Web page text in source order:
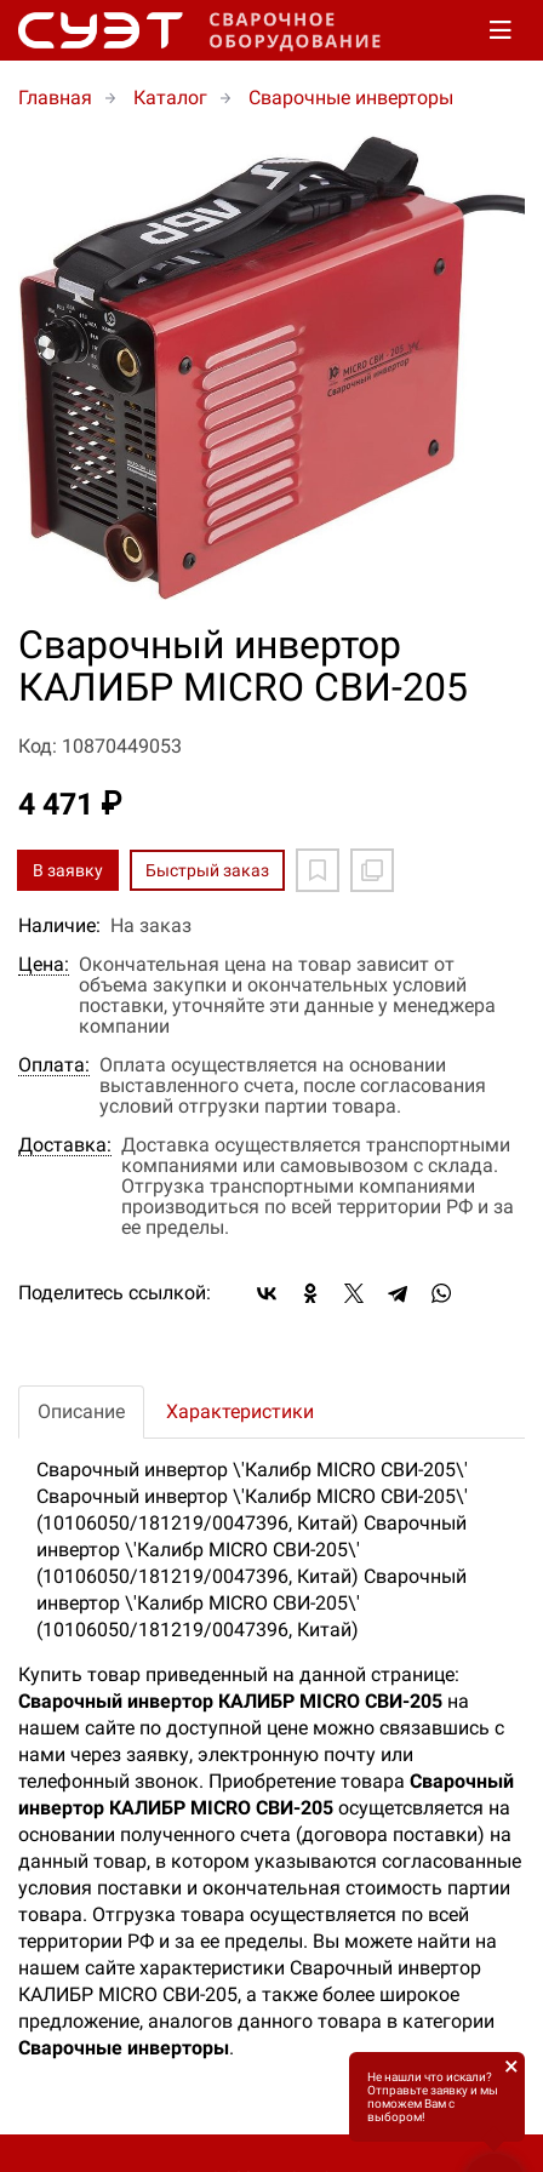
Главная Каталог Сварочные инверторы
Сварочный инвертор
КАЛИБР MICRO СВИ-205
Код: 10870449053
4 471 ₽
В заявку Быстрый заказ
Наличие: На заказ
Цена: Окончательная цена на товар зависит от
объема закупки и окончательных условий
поставки, уточняйте эти данные у менеджера
компании
Оплата: Оплата осуществляется на основании
выставленного счета, после согласования
условий отгрузки партии товара.
Доставка: Доставка осуществляется транспортными
компаниями или самовывозом с склада.
Отгрузка транспортными компаниями
производиться по всей территории РФ и за
ее пределы.
Поделитесь ссылкой:
Описание Характеристики
Сварочный инвертор \'Калибр MICRO СВИ-205\'
Сварочный инвертор \'Калибр MICRO СВИ-205\'
(10106050/181219/0047396, Китай) Сварочный
инвертор \'Калибр MICRO СВИ-205\'
(10106050/181219/0047396, Китай) Сварочный
инвертор \'Калибр MICRO СВИ-205\'
(10106050/181219/0047396, Китай)
Купить товар приведенный на данной странице:
Сварочный инвертор КАЛИБР MICRO СВИ-205 на
нашем сайте по доступной цене можно связавшись с
нами через заявку, электронную почту или
телефонный звонок. Приобретение товара Сварочный
инвертор КАЛИБР MICRO СВИ-205 осущетсвляется на
основании полученного счета (договора поставки) на
данный товар, в котором указываются согласованные
условия поставки и окончательная стоимость партии
товара. Отгрузка товара осуществляется по всей
территории РФ и за ее пределы. Вы можете найти на
нашем сайте характеристики Сварочный инвертор
КАЛИБР MICRO СВИ-205, а также более широкое
предложение, аналогов данного товара в категории
Сварочные инверторы.
Не нашли что искали?
Отправьте заявку и мы
поможем Вам с
выбором!
×